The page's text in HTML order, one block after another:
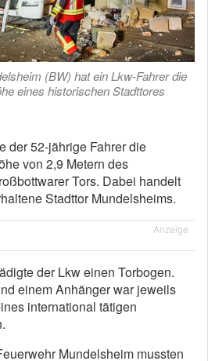
(BW) hat ein Lkw-Fahrer die
eines historischen Stadttores
der 52-jährige Fahrer die
von 2,9 Metern des
Tors. Dabei handelt
Stadttor Mundelsheims.
Anzeige
der Lkw einen Torbogen.
einem Anhänger war jeweils
international tätigen
Mundelsheim mussten